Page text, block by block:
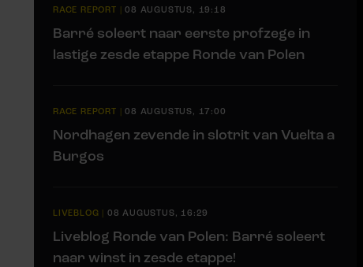
RACE REPORT |08 AUGUSTUS, 19:18
Barré soleert naar eerste profzege in
lastige zesde etappe Ronde van Polen
RACE REPORT |08 AUGUSTUS, 17:00
Nordhagen zevende in slotrit van Vuelta a
Burgos
LIVEBLOG | 08 AUGUSTUS, 16:29
Liveblog Ronde van Polen: Barré soleert
naar winst in zesde etappe!